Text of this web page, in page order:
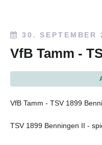
30. SEPTEMBER
VfB Tamm -
VfB Tamm - TSV 1899
TSV 1899 Benningen II -